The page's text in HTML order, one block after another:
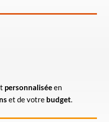
personnaliséeen
et de votre budget.